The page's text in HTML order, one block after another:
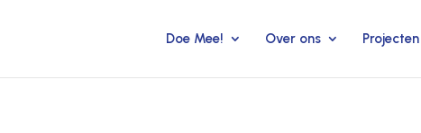
Doe Mee! Over ons Projecten